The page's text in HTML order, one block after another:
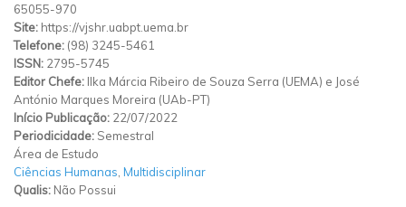
65055-970
Site: https://vjshr.uabpt.uema.br
Telefone: (98) 3245-5461
ISSN: 2795-5745
Editor Chefe: Ilka Márcia Ribeiro de Souza Serra (UEMA) e José
António Marques Moreira (UAb-PT)
Início Publicação: 22/07/2022
Periodicidade: Semestral
Área de Estudo
Ciências Humanas Multidisciplinar
Qualis: Não Possui